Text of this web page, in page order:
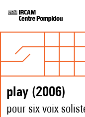
play (2006)
pour six voix